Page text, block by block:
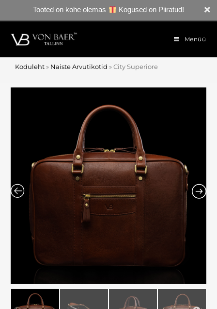
Tooted on kohe olemas Kogused on Piiratud!
Menüü
Koduleht » Naiste Arvutikotid »City Superiore